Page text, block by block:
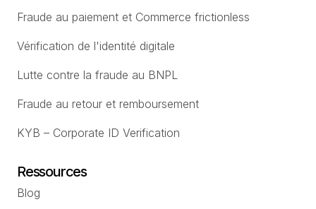
Fraude au paiement et Commerce frictionless
Vérification de l'identité digitale
Lutte contre la fraude au BNPL
Fraude au retour et remboursement
KYB – Corporate ID Verification
Ressources
Blog